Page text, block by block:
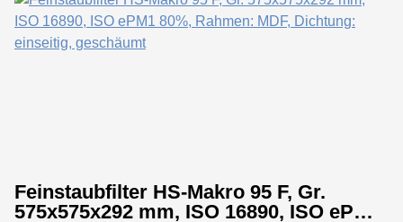
Feinstaubfilter HS-Makro 95 F, Gr.
575x575x292 mm, ISO 16890, ISO ePM1